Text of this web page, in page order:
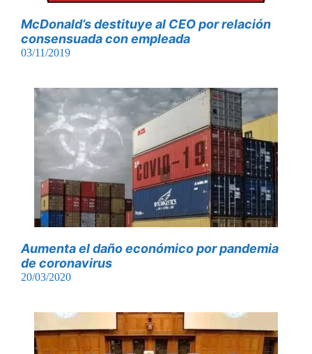
McDonald’s destituye al CEO por relación
consensuada con empleada
03/11/2019
Aumenta el daño económico por pandemia
de coronavirus
20/03/2020